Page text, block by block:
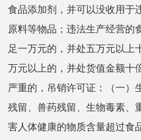
食品添加剂，并可以没收用于
原料等物品；违法生产经营的
足一万元的，并处五万元以上
万元以上的，并处货值金额十
严重的，吊销许可证：（一）
残留、兽药残留、生物毒素、
害人体健康的物质含量超过食